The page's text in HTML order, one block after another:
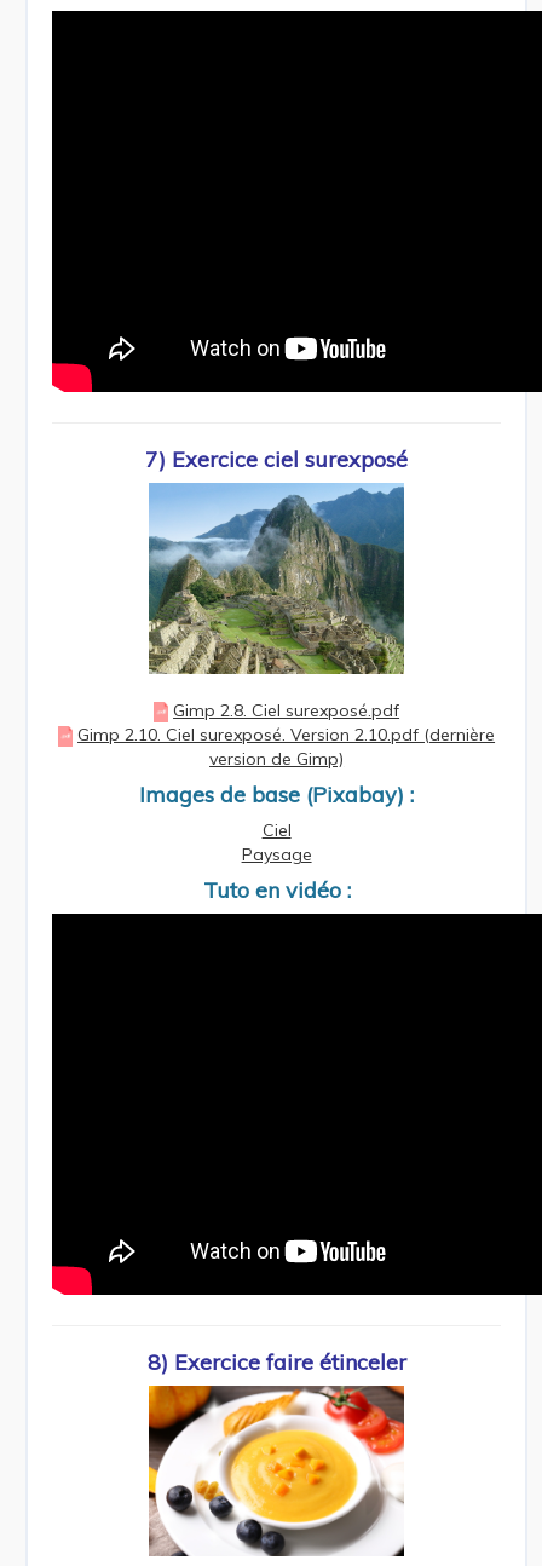
7) Exercice ciel surexposé
Gimp 2.8. Ciel surexposé.pdf
Gimp 2.10. Ciel surexposé. Version 2.10.pdf (dernière
version de Gimp)
Images de base (Pixabay) :
Ciel
Paysage
Tuto en vidéo :
8) Exercice faire étinceler